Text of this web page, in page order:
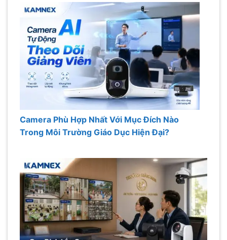
Camera Phù Hợp Nhất Với Mục Đích Nào
Trong Môi Trường Giáo Dục Hiện Đại?